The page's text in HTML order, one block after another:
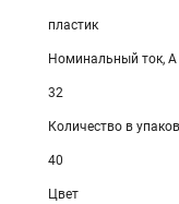
пластик
Номинальный ток, А
32
Количество в
40
Цвет